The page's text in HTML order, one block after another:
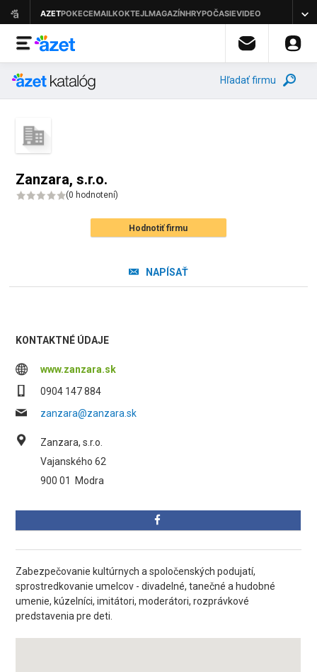
Hľadať firmu
Zanzara, s.r.o.
(0 hodnotení)
Hodnotiť firmu
NAPÍSAŤ
KONTAKTNÉ ÚDAJE
www.zanzara.sk
0904 147 884
zanzara@zanzara.sk
Zanzara, s.r.o.
Vajanského 62
900 01
Modra
Zabezpečovanie kultúrnych a spoločenských podujatí,
sprostredkovanie umelcov - divadelné, tanečné a hudobné
umenie, kúzelníci, imitátori, moderátori, rozprávkové
predstavenia pre deti.